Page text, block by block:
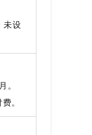
未设
。
。